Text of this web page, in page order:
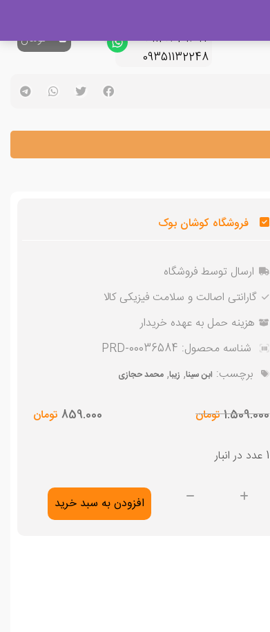
09120329397
09351132248
0تومان
فروشگاه کوشان بوک
ارسال توسط فروشگاه
گارانتی اصالت و سلامت فیزیکی کالا
هزینه حمل به عهده خریدار
شناسه محصول: PRD-00036584
برچسب: ابن سینا, زیبا, محمد حجازی
1.509.000تومان
قیمت
1.509.000 تومان
859.000 تومان
قیمت
859.000 تومان
1 عدد در انبار
زیبا
افزودن به سبد خرید